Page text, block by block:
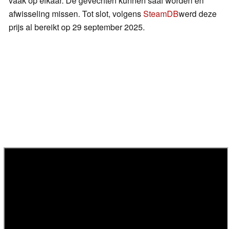
afwisseling missen. Tot slot, volgensSteamDBwerd deze
prijs al bereikt op 29 september 2025.